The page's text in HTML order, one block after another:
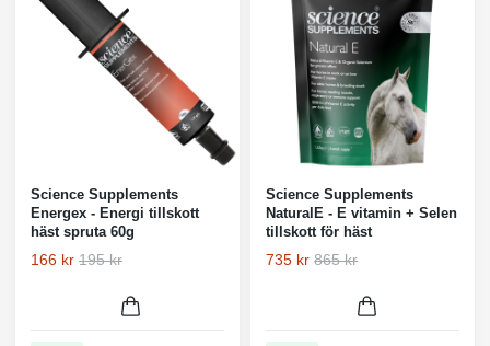
Science Supplements
Energex - Energi tillskott
häst spruta 60g
166 kr 195 kr
Science Supplements
NaturalE - E vitamin + Selen
tillskott för häst
735 kr 865 kr